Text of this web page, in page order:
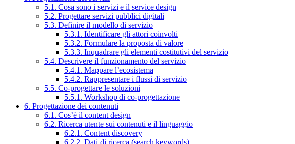
5.1. Cosa sono i servizi e il service design
5.2. Progettare servizi pubblici digitali
5.3. Definire il modello di servizio
5.3.1. Identificare gli attori coinvolti
5.3.2. Formulare la proposta di valore
5.3.3. Inquadrare gli elementi costitutivi del servizio
5.4. Descrivere il funzionamento del servizio
5.4.1. Mappare l’ecosistema
5.4.2. Rappresentare i flussi di servizio
5.5. Co-progettare le soluzioni
5.5.1. Workshop di co-progettazione
6. Progettazione dei contenuti
6.1. Cos’è il content design
6.2. Ricerca utente sui contenuti e il linguaggio
6.2.1. Content discovery
6.2.2. Dati di ricerca (search keywords)